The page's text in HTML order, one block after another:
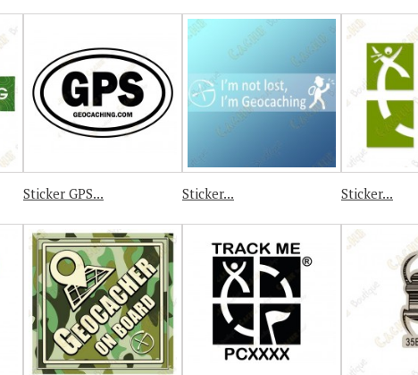
Sticker GPS... Sticker... Sticker...